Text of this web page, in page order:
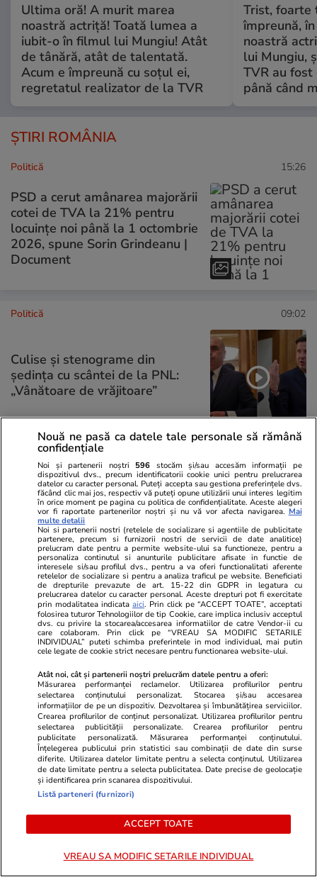
Ultima oră! A murit marea
noastră actriță! Toată lumea a
iubit-o în filmul lui Mungiu! Atât
de tânără, atât de talentată.
Acum e împreună cu soțul ei,
regretatul realizator de la TVR
Trist, foarte
împreună,
noastră
lui Mungiu,
TVR au
până când
ȘTIRI ROMÂNIA
Politică 15:26
PSD a cerut amânarea majorării
cotei de TVA la 21% pentru
locuințe noi până la 1 octombrie
2026, spune Sorin Grindeanu |
Document
Politică 09:02
Culise și stenograme din
ședința cu scântei de la PNL:
„Vânătoare de vrăjitoare”
PARTENERI
Adevarul.ro
Sanitas avertizează: Noua lege a
salarizării taie sporuri și riscă să
readucă exodul medicilor
Fanatik.ro
După ce a
Petrolul –
Dragomir a
proastă
prinde
PARTENERI
Nouă ne pasă ca datele tale personale să rămână
confidențiale
Noi și partenerii noștri 596 stocăm și/sau accesăm informații pe
dispozitivul dvs., precum identificatorii cookie unici pentru prelucrarea
datelor cu caracter personal. Puteți accepta sau gestiona preferințele dvs.
făcând clic mai jos, respectiv vă puteți opune utilizării unui interes legitim
în orice moment pe pagina cu politica de confidențialitate. Aceste alegeri
vor fi raportate partenerilor noștri și nu vă vor afecta navigarea. Mai
multe detalii
Noi si partenerii nostri (retelele de socializare si agentiile de publicitate
partenere, precum si furnizorii nostri de servicii de date analitice)
prelucram date pentru a permite website-ului sa functioneze, pentru a
personaliza continutul si anunturile publicitare afisate in functie de
interesele si/sau profilul dvs., pentru a va oferi functionalitati aferente
retelelor de socializare si pentru a analiza traficul pe website. Beneficiati
de drepturile prevazute de art. 15-22 din GDPR in legatura cu
prelucrarea datelor cu caracter personal. Aceste drepturi pot fi exercitate
prin modalitatea indicataaici. Prin click pe “ACCEPT TOATE”, acceptati
folosirea tuturor Tehnologiilor de tip Cookie, care implica inclusiv acceptul
dvs. cu privire la stocarea/accesarea informatiilor de catre Vendor-ii cu
care colaboram. Prin click pe “VREAU SA MODIFIC SETARILE
INDIVIDUAL” puteti schimba preferintele in mod individual, mai putin
cele legate de cookie strict necesare pentru functionarea website-ului.
Atât noi, cât și partenerii noștri prelucrăm datele pentru a oferi:
Măsurarea performanței reclamelor. Utilizarea profilurilor pentru
selectarea conținutului personalizat. Stocarea și/sau accesarea
informațiilor de pe un dispozitiv. Dezvoltarea și îmbunătățirea serviciilor.
Crearea profilurilor de conținut personalizat. Utilizarea profilurilor pentru
selectarea publicității personalizate. Crearea profilurilor pentru
publicitate personalizată. Măsurarea performanței conținutului.
Înțelegerea publicului prin statistici sau combinații de date din surse
diferite. Utilizarea datelor limitate pentru a selecta conținutul. Utilizarea
de date limitate pentru a selecta publicitatea. Date precise de geolocație
și identificarea prin scanarea dispozitivului.
Listă parteneri (furnizori)
ACCEPT TOATE
VREAU SA MODIFIC SETARILE INDIVIDUAL